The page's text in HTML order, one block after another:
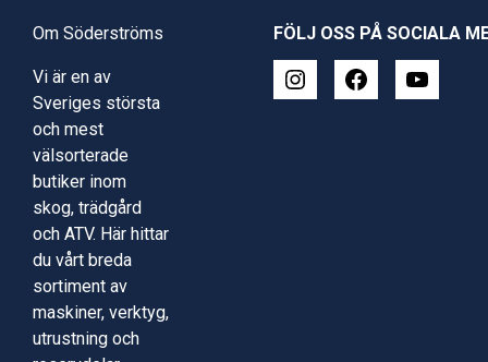
Om Söderströms
Vi är en av
Sveriges största
och mest
välsorterade
butiker inom
skog, trädgård
och ATV. Här hittar
du vårt breda
sortiment av
maskiner, verktyg,
utrustning och
FÖLJ OSS PÅ SOCIALA